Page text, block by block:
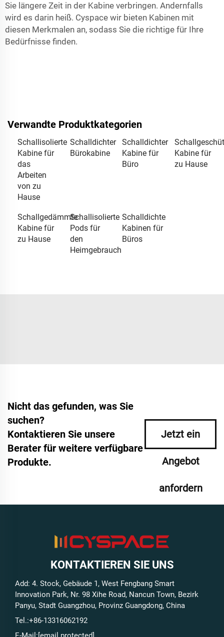
Sie längere Zeit in der Kabine verbringen. Andernfalls
wird es darin heiß. Cyspace wir bieten Kabinen mit
diesen Merkmalen an, sodass Sie die richtige für Ihre
Bedürfnisse finden.
Verwandte Produktkategorien
Schallisolierte
Kabine für
das
Arbeiten
von zu
Hause
Schalldichter
Bürokabine
Schalldichter
Kabine für
Büro
Kabine für
zu Hause
Schallgedämmte
Kabine für
zu Hause
Schallisolierte
Pods für
den
Heimgebrauch
Schalldichte
Kabinen für
Büros
Nicht das gefunden, was Sie
suchen?
Kontaktieren Sie unsere
Berater für weitere verfügbare
Produkte.
Jetzt ein
Angebot
anfordern
KONTAKTIEREN SIE UNS
Add: 4. Stock, Gebäude 1, West Fengbang Smart
Innovation Park, Nr. 98 Xihe Road, Nancun Town, Bezirk
Panyu, Stadt Guangzhou, Provinz Guangdong, China
Tel.:+86-13316062192